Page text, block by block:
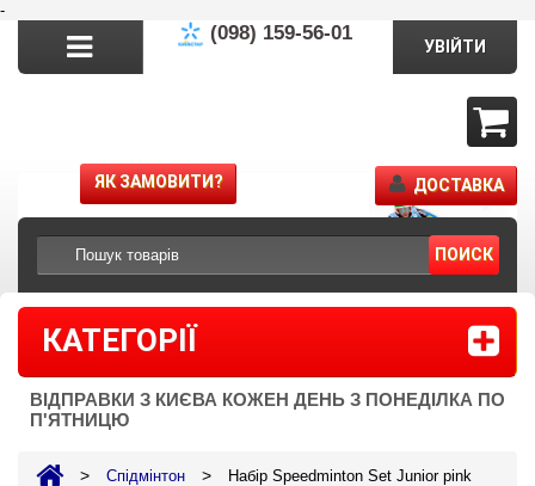
-
(098) 159-56-01
ПОИСК
УВІЙТИ
ЯК ЗАМОВИТИ? ДОСТАВКА
КАТЕГОРІЇ
ВІДПРАВКИ З КИЄВА КОЖЕН ДЕНЬ З ПОНЕДІЛКА ПО
П'ЯТНИЦЮ
> Спідмінтон > Набір Speedminton Set Junior pink